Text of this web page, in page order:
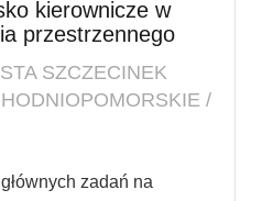
kierownicze w
przestrzennego
SZCZECINEK
/
zadań na